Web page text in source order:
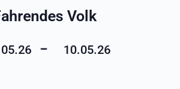
Volk
– 10.05.26